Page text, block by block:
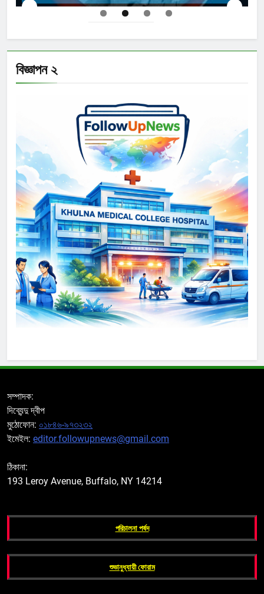
বিজ্ঞাপন ২
সম্পাদক:
দিব্যেন্দু দ্বীপ
মুঠোফোন: ০১৮৪৬-৯৭৩২৩২
ইমেইল: editor.followupnews@gmail.com
ঠিকানা:
193 Leroy Avenue, Buffalo, NY 14214
পরিচালনা পর্ষদ
শুভানুধ্যায়ী ফোরাম